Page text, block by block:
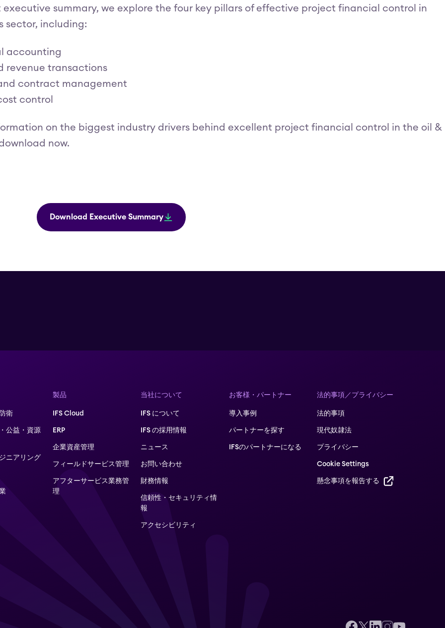
executive summary, we explore the four key pillars of effective project financial control in
sector, including:
accounting
revenue transactions
contract management
control
on the biggest industry drivers behind excellent project financial control in the oil &
now.
Download Executive Summary
衛
公益・資源
ニアリング
製品
IFS Cloud
ERP
企業資産管理
フィールドサービス管理
アフターサービス業務管
理​
当社について
IFS について
IFS の採用情報
ニュース
お問い合わせ
財務情報
信頼性・セキュリティ情
報
アクセシビリティ
お客様・パートナー
導入事例
パートナーを探す
IFSのパートナーになる
法的事項／プライバシー
法的事項
現代奴隷法
プライバシー
Cookie Settings
懸念事項を報告する